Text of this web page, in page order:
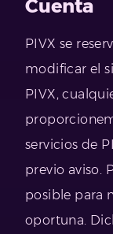
Cuenta
PIVX se
modificar el
PIVX,
servicios de
previo aviso.
posible para
oportuna.